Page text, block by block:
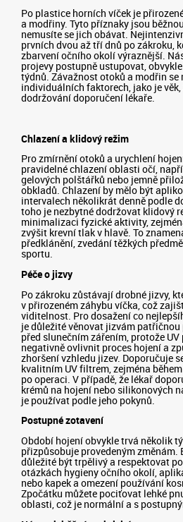
Po plastice horních víček je
a modřiny. Tyto příznaky jsou
nemusíte se jich obávat.
prvních dvou až tří dnů po zákroku,
zbarvení očního okolí výraznější.
projevy postupně ustupovat,
týdnů. Závažnost otoků a modřin
individuálních faktorech, jako je
dodržování doporučení lékaře.
Chlazení a klidový režim
Pro zmírnění otoků a urychlení
pravidelné chlazení oblasti očí,
gelových polštářků nebo jemně
obkladů. Chlazení by mělo být
intervalech několikrát denně podle
toho je nezbytné dodržovat klidový
minimalizaci fyzické aktivity,
zvýšit krevní tlak v hlavě. To
předklánění, zvedání těžkých
sportu.
Péče o jizvy
Po zákroku zůstávají drobné jizvy,
v přirozeném záhybu víčka, což
viditelnost. Pro dosažení co
je důležité věnovat jizvám
před slunečním zářením, protože
negativně ovlivnit proces hojení a
zhoršení vzhledu jizev. Doporučuje
kvalitním UV filtrem, zejména
po operaci. V případě, že lékař
krémů na hojení nebo silikonových
je používat podle jeho pokynů.
Postupné zotavení
Období hojení obvykle trvá několik
přizpůsobuje provedeným změnám.
důležité být trpělivý a respektovat
otázkách hygieny očního okolí,
nebo kapek a omezení používání
Zpočátku můžete pociťovat lehké
oblasti, což je normální a s